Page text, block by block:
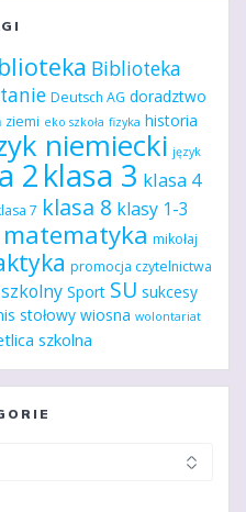
Biblioteka
Deutsch AG doradztwo
ziemi eko szkoła fizyka historia
niemiecki język
2klasa 3 klasa 4
7 klasa 8 klasy 1-3
matematyka mikołaj
promocja czytelnictwa
Sport SU sukcesy
stołowy wiosna wolontariat
szkolna